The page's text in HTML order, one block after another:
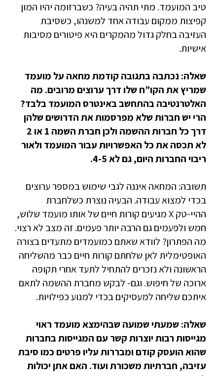
טיב המועמד. מתי תהיה בעיה? כשברזומה יהיו המון
קפיצות ממקום עבודה אחד למשנהו, כשסיבת
העזיבה בחלק גדול מהמקרים היא פיטורים מסיבות
אישיות.
שאלה: נכתבה בתגובה קודמת מחאה על מועמד
שמריץ את הקו”ח שלו דרך ערוצים מרובים. מה
האלטרנטיבה בהתחשב באינטרס המועמד בלבד?
הרי יש חברות שלא מפרסמות את הדרושים שלהן
דרך כל חברות ההשמה ולכן חברת השמה 1 או 2
לא תכסה את כל האפשרויות עבור המועמד ולאור
ריבוי החברות היום, גם לא 4-5.
תשובה: המחאה איננה לגבי שימוש במספר ערוצים
בכדי למצוא עבודה. הבעיה נוצרת כשלחברת
ההיי-טק X מגיעים קורות חיים של אותו מועמד שלוש,
חמש ולפעמים גם הרבה יותר פעמים. זה מצב לא רצוי.
מה הפתרון? לוודא שאתם כמועמדים מתעדים בצורה
האופטימלית לאן שלחתם קורות חיים כבר מהשליחה
הראשונה ולא נזכרים להתחיל לתעד אחרי תקופה
ארוכה של חיפוש. וגם- לבקש מחברת ההשמה לתאם
איתכם שליחה למעסיקים בכדי למנוע כפילויות.
שאלה: שמעתי שמועה שבהימצא מועמד ראוי
מגייסות רבות יוצרות קשר עם המגייסות בחברות
שהוא הועסק קודם ומבררות עליו פרטים כמו סיבת
עזיבה, חברתיות משכורת ועוד. האם אתן יכולות